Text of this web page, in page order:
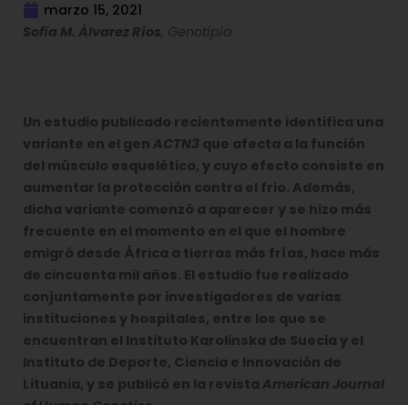
marzo 15, 2021
Sofía M. Álvarez Ríos, Genotipia
Un estudio publicado recientemente identifica una
variante en el gen ACTN3 que afecta a la función
del músculo esquelético, y cuyo efecto consiste en
aumentar la protección contra el frio. Además,
dicha variante comenzó a aparecer y se hizo más
frecuente en el momento en el que el hombre
emigró desde África a tierras más frías, hace más
de cincuenta mil años. El estudio fue realizado
conjuntamente por investigadores de varias
instituciones y hospitales, entre los que se
encuentran el Instituto Karolinska de Suecia y el
Instituto de Deporte, Ciencia e Innovación de
Lituania, y se publicó en la revista American Journal